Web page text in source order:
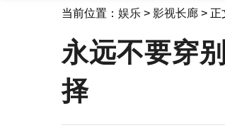
当前位置： 娱乐 > 影视长廊 > 正
永远不要穿
择